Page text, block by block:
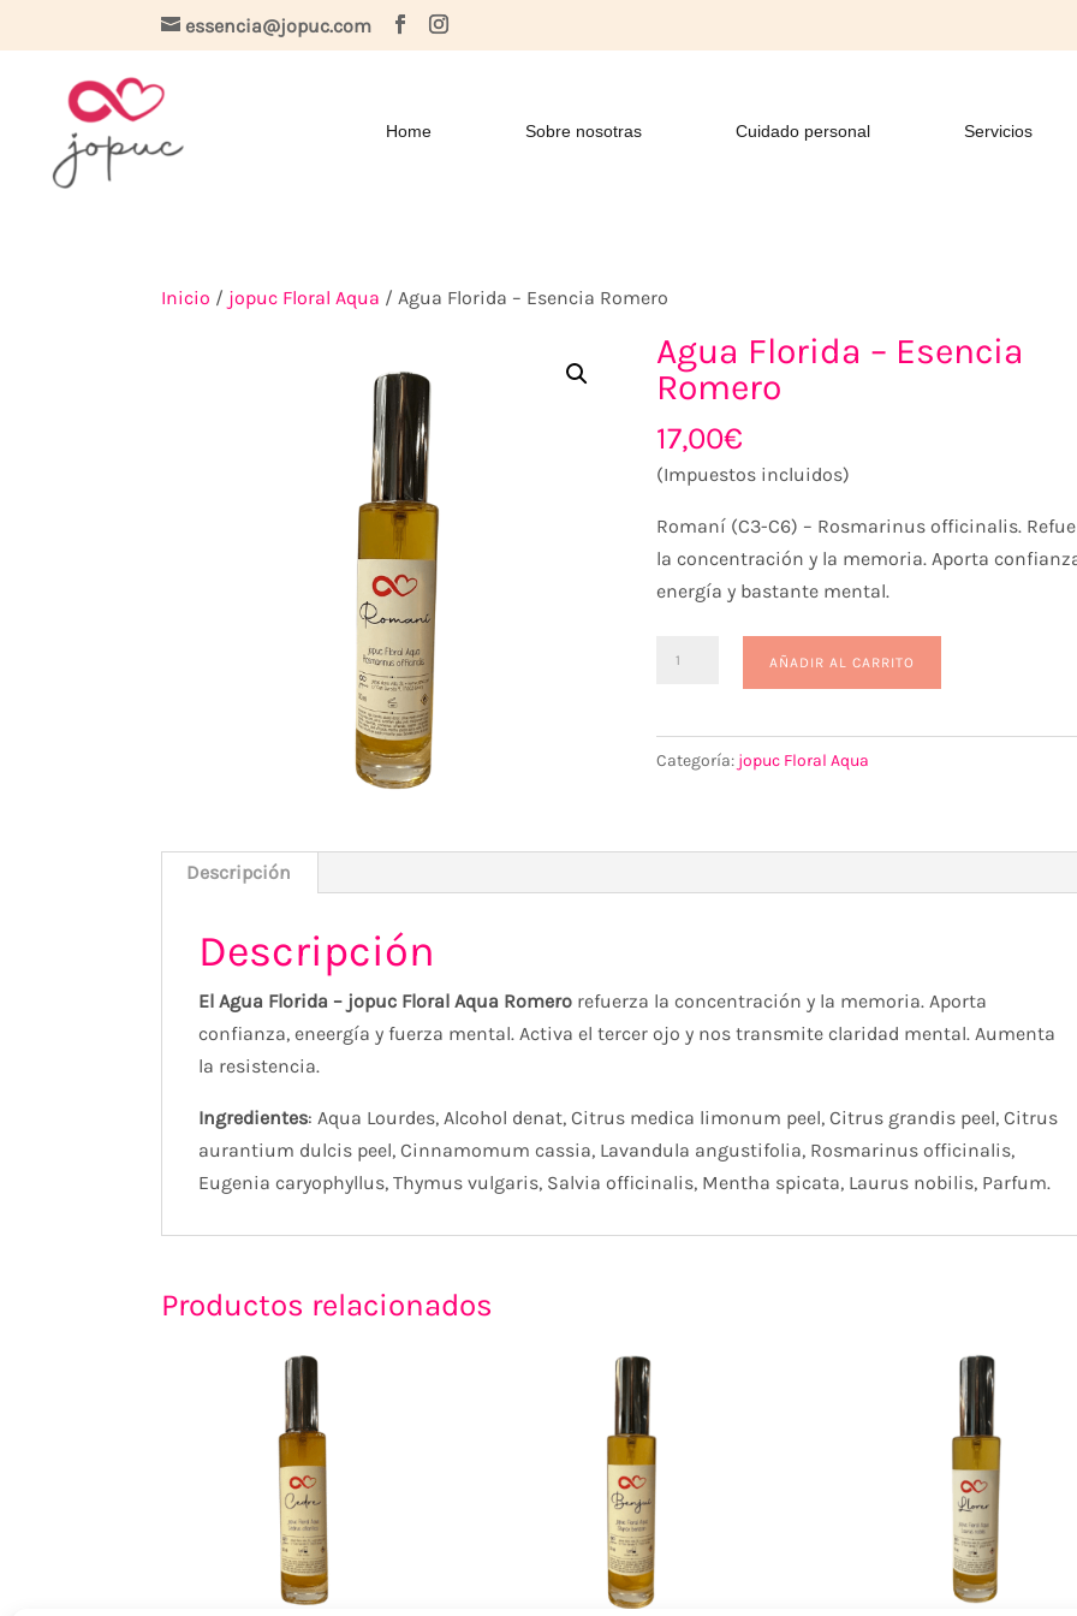
essencia@jopuc.com
Home Sobre nosotras Cuidado personal Servicios
Inicio / jopuc Floral Aqua / Agua Florida – Esencia Romero
Agua Florida – Esencia
Romero
17,00€
(Impuestos incluidos)
Romaní (C3-C6) – Rosmarinus officinalis.
la concentración y la memoria. Aporta
energía y bastante mental.
Agua
Esencia
AÑADIR AL CARRITO
Categoría: jopuc Floral Aqua
Descripción
Descripción
El Agua Florida – jopuc Floral Aqua Romero refuerza la concentración y la memoria. Aporta
confianza, eneergía y fuerza mental. Activa el tercer ojo y nos transmite claridad mental. Aumenta
la resistencia.
Ingredientes: Aqua Lourdes, Alcohol denat, Citrus medica limonum peel, Citrus grandis peel, Citrus
aurantium dulcis peel, Cinnamomum cassia, Lavandula angustifolia, Rosmarinus officinalis,
Eugenia caryophyllus, Thymus vulgaris, Salvia officinalis, Mentha spicata, Laurus nobilis, Parfum.
Productos relacionados